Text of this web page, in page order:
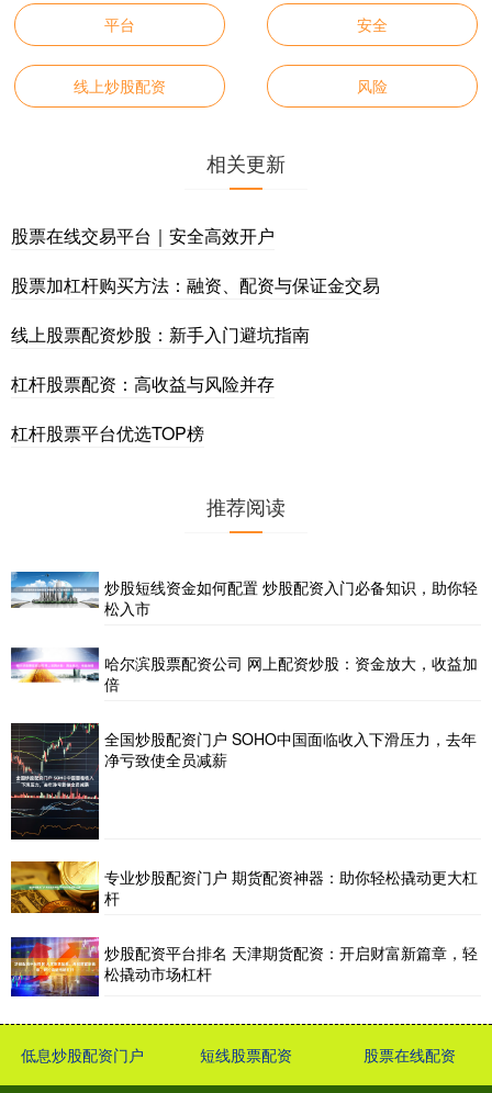
平台 安全
线上炒股配资 风险
相关更新
股票在线交易平台｜安全高效开户
股票加杠杆购买方法：融资、配资与保证金交易
线上股票配资炒股：新手入门避坑指南
杠杆股票配资：高收益与风险并存
杠杆股票平台优选TOP榜
推荐阅读
炒股短线资金如何配置 炒股配资入门必备知识，助你轻
松入市
哈尔滨股票配资公司 网上配资炒股：资金放大，收益加
倍
全国炒股配资门户 SOHO中国面临收入下滑压力，去年
净亏致使全员减薪
专业炒股配资门户 期货配资神器：助你轻松撬动更大杠
杆
炒股配资平台排名 天津期货配资：开启财富新篇章，轻
松撬动市场杠杆
低息炒股配资门户 短线股票配资 股票在线配资